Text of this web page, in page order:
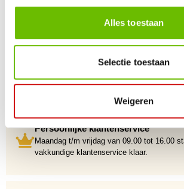
Alles toestaan
Selectie toestaan
Weigeren
Persoonlijke klantenservice
Maandag t/m vrijdag van 09.00 tot 16.00
vakkundige klantenservice klaar.